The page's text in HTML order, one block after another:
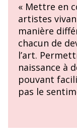
« Mettre en
artistes
manière
chacun de
l’art.
naissance à
pouvant
pas le